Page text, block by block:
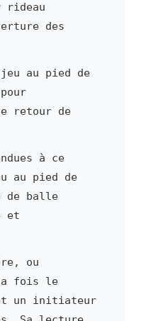
des
au pied de
retour de
à ce
au pied de
de balle
et
ou
fois le
un initiateur